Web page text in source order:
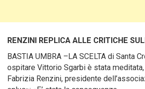
RENZINI REPLICA ALLE CRITICHE
BASTIA UMBRA –LA SCELTA di Santa
ospitare Vittorio Sgarbi è stata
Fabrizia Renzini, presidente